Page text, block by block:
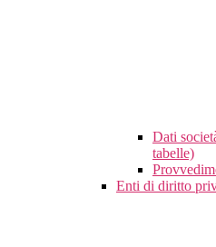
Dati
tabelle)
Enti di diritto